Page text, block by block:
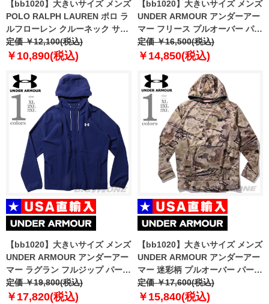
【bb1020】大きいサイズ メンズ
POLO RALPH LAUREN ポロ ラ
ルフローレン クルーネック サー
マル 長袖 Tシャツ USA直輸入
pwlc2f
定価 ￥12,100(税込)
￥10,890(税込)
【bb1020】大きいサイズ メンズ
UNDER ARMOUR アンダーアー
マー フリース プルオーバー パー
カー Fleece Hunt Logo Hoodie
USA直輸入 1375114-001
定価 ￥16,500(税込)
￥14,850(税込)
【bb1020】大きいサイズ メンズ
UNDER ARMOUR アンダーアー
マー ラグラン フルジップ パーカ
ー ウィンドブレーカー USA直輸
入 1377171-468
定価 ￥19,800(税込)
￥17,820(税込)
【bb1020】大きいサイズ メンズ
UNDER ARMOUR アンダーアー
マー 迷彩柄 プルオーバー パーカ
ー Storm Camo Kangzip
Hoodie USA直輸入 1375113-
定価 ￥17,600(税込)
￥15,840(税込)